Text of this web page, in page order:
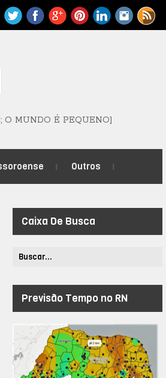
O MUNDO É PEQUENO]
Outros
Caixa De Busca
Previsão Tempo no RN